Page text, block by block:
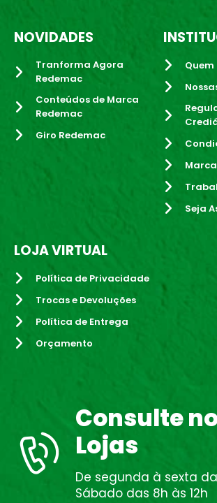
NOVIDADES
Tranforma Agora
Redemac
Conteúdos de Marca
Redemac
Giro Redemac
Quem
Seja
LOJA VIRTUAL
Política de Privacidade
Trocas e Devoluções
Política de Entrega
Orçamento
Consulte
Lojas
De segunda à sexta
Sábado das 8h às 12h